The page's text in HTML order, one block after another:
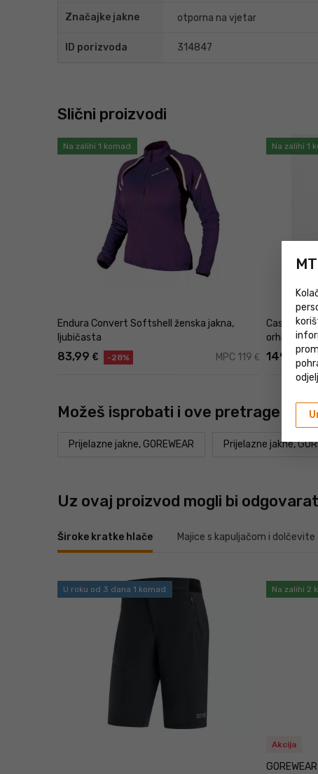
Značajke jakne otporna na vjetar
ID porizvoda 314847
Slični proizvodi
Na zalihi 1 komad
Endura Convert Softshell ženska jakna,
ljubičasta
83,99 € -28% MPC 119 €
Na zalihi 1
Castelli
orhideja
149 -
Možeš isprobati i ove pretrage
Prijelazne jakne, GOREWEAR Prijelazne jakne,
Uz ovaj proizvod mogli bi
Široke kratke hlače Majice s kapuljačom i dolčevite
U roku od 3 dana 1 komad Na zalihi 2
Akcija